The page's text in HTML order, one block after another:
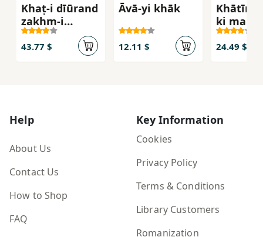
Khaṭ-i dīūrand
zakhm-i
khūnīn-i
tārīkh-i
Afghānistān
43.77 $
Āvā-yi khāk
12.11 $
ki
1301-
24.49 $
Help
About Us
Contact Us
How to Shop
FAQ
Key Information
Cookies
Privacy Policy
Terms & Conditions
Library Customers
Romanization